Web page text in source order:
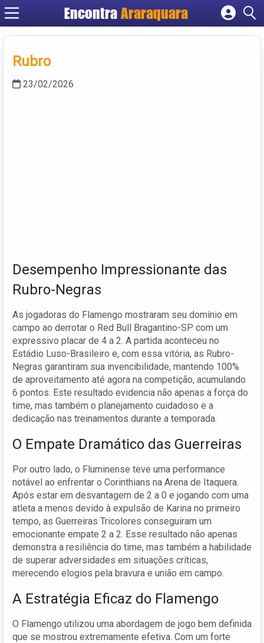
EncontraAraraquara
Cadastrar empresa
Rubro
23/02/2026
Desempenho Impressionante das
Rubro-Negras
As jogadoras do Flamengo mostraram seu domínio em
campo ao derrotar o Red Bull Bragantino-SP com um
expressivo placar de 4 a 2. A partida aconteceu no
Estádio Luso-Brasileiro e, com essa vitória, as Rubro-
Negras garantiram sua invencibilidade, mantendo 100%
de aproveitamento até agora na competição, acumulando
6 pontos. Este resultado evidencia não apenas a força do
time, mas também o planejamento cuidadoso e a
dedicação nas treinamentos durante a temporada.
O Empate Dramático das Guerreiras
Por outro lado, o Fluminense teve uma performance
notável ao enfrentar o Corinthians na Arena de Itaquera.
Após estar em desvantagem de 2 a 0 e jogando com uma
atleta a menos devido à expulsão de Karina no primeiro
tempo, as Guerreiras Tricolores conseguiram um
emocionante empate 2 a 2. Esse resultado não apenas
demonstra a resiliência do time, mas também a habilidade
de superar adversidades em situações críticas,
merecendo elogios pela bravura e união em campo.
A Estratégia Eficaz do Flamengo
O Flamengo utilizou uma abordagem de jogo bem definida
que se mostrou extremamente efetiva. Com um forte